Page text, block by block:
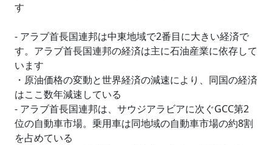
す
- アラブ首長国連邦は中東地域で2番目に大きい経済で
す。アラブ首長国連邦の経済は主に石油産業に依存して
います
・原油価格の変動と世界経済の減速により、同国の経済
はここ数年減速している
- アラブ首長国連邦は、サウジアラビアに次ぐGCC第2
位の自動車市場。乗用車は同地域の自動車市場の約8割
を占めている